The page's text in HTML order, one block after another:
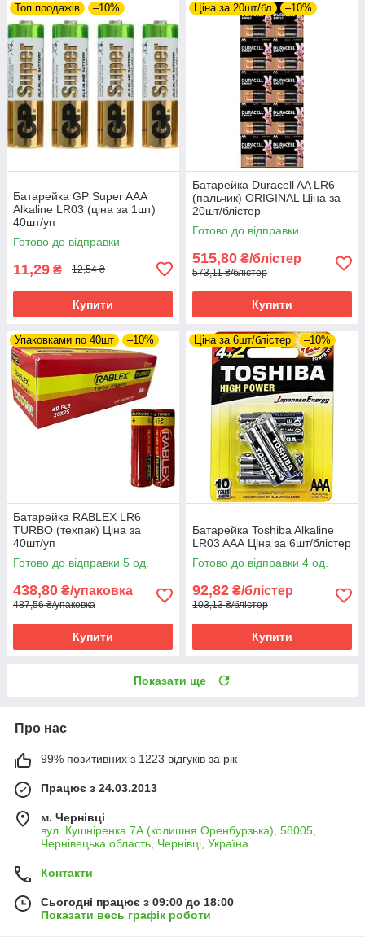
Топ продажів –10%
Батарейка GP Super AAA
Alkaline LR03 (ціна за 1шт)
40шт/уп
Готово до відправки
11,29 ₴ 12,54 ₴
Купити
Ціна за 20шт/бл –10%
Батарейка Duracell AA LR6
(пальчик) ORIGINAL Ціна за
20шт/блістер
Готово до відправки
515,80 ₴/блістер
573,11 ₴/блістер
Купити
Упаковками по 40шт –10%
Батарейка RABLEX LR6
TURBO (техпак) Ціна за
40шт/уп
Готово до відправки 5 од.
438,80 ₴/упаковка
487,56 ₴/упаковка
Купити
Ціна за 6шт/блістер –10%
Батарейка Toshiba Alkaline
LR03 AAА Ціна за 6шт/блістер
Готово до відправки 4 од.
92,82 ₴/блістер
103,13 ₴/блістер
Купити
Показати ще
Про нас
99% позитивних з 1223 відгуків за рік
Працює з 24.03.2013
м. Чернівці
вул. Кушніренка 7А (колишня Оренбурзька), 58005,
Чернівецька область, Чернівці, Україна
Контакти
Сьогодні працює з 09:00 до 18:00
Показати весь графік роботи